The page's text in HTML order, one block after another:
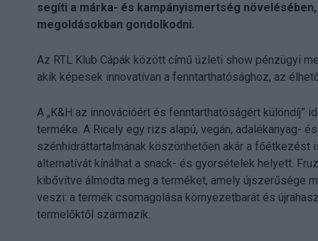
segíti a márka- és kampányismertség
megoldásokban gondolkodni.
Az RTL Klub Cápák között című üzleti show pénzügyi
akik képesek innovatívan a fenntarthatósághoz, az
A „K&H az innovációért és fenntarthatóságért különdíj”
terméke. A Ricely egy rizs alapú, vegán, adalékanyag-
szénhidráttartalmának köszönhetően akár a
alternatívát kínálhat a snack- és gyorsételek helyett.
kibővítve álmodta meg a terméket, amely újszerűsége
veszi: a termék csomagolása környezetbarát és
termelőktől származik.